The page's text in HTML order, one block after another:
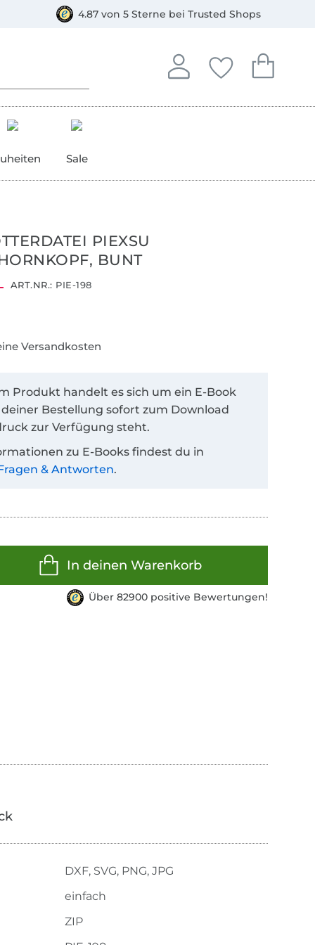
4.87 von 5 Sterne bei Trusted Shops
Anmelden
In deinem Konto
Deine
Du hast keine
Dein
Du hast
Sale
PIEXSU
BUNT
ART.NR.: PIE-198
Versandkosten
Produkt handelt es sich um ein E-Book
Bestellung sofort zum Download
zur Verfügung steht.
zu E-Books findest du in
& Antworten.
In deinen Warenkorb
Über 82900 positive Bewertungen!
DXF, SVG, PNG, JPG
einfach
ZIP